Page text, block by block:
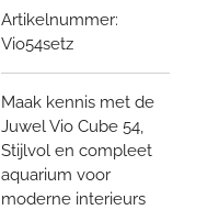
Artikelnummer:
Vio54setz
Maak kennis met de
Juwel Vio Cube 54,
Stijlvol en compleet
aquarium voor
moderne interieurs